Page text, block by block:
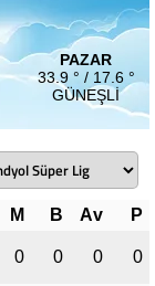
PAZAR
33.9 ° / 17.6 °
GÜNEŞLI
M B Av
P
0 0 0 0